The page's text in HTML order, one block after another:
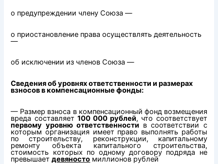
о предупреждении члену Союза —
о приостановление права осуществлять деятельность
—
об исключении из членов Союза —
Сведения об уровнях ответственности и размерах
взносов в компенсационные фонды:
— Размер взноса в компенсационный фонд возмещения
вреда составляет 100 000 рублей, что соответствует
первому уровню ответственности в соответствии с
которым организация имеет право выполнять работы
по строительству, реконструкции, капитальному
ремонту объекта капитального строительства,
стоимость которых по одному договору подряда не
превышаетдевяносто миллионов рублей